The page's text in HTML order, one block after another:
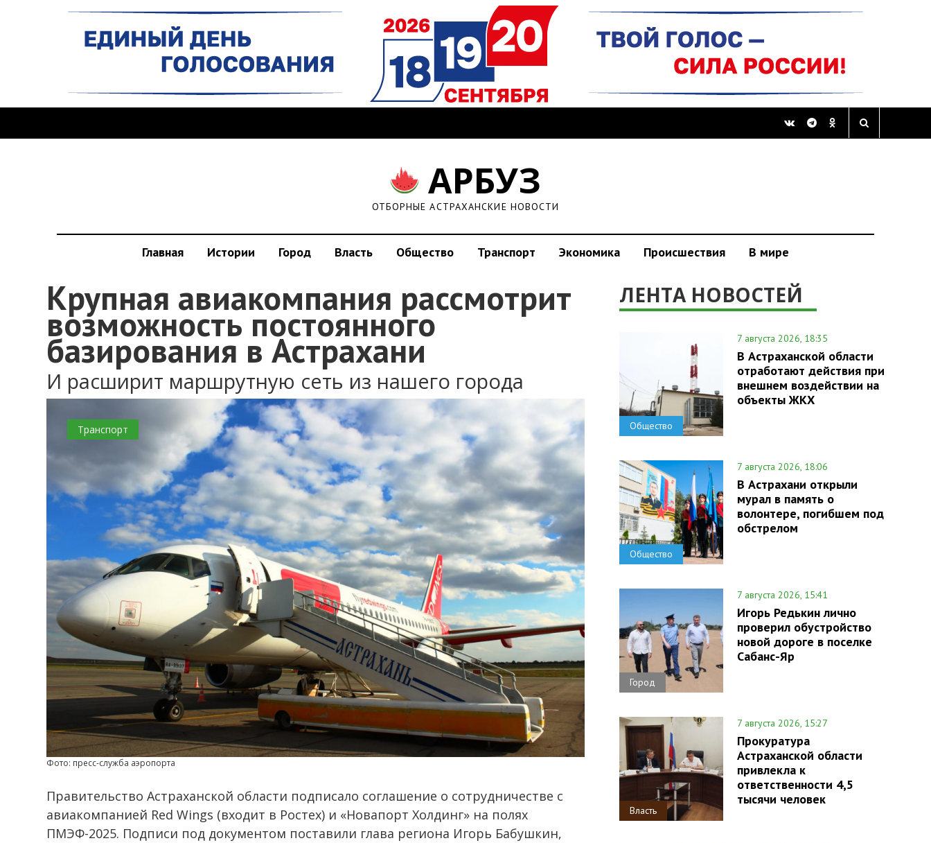
АРБУЗ
ОТБОРНЫЕ АСТРАХАНСКИЕ НОВОСТИ
Главная Истории Город Власть Общество Транспорт Экономика Происшествия В мире
Крупная авиакомпания рассмотрит
возможность постоянного
базирования в Астрахани
И расширит маршрутную сеть из нашего города
Транспорт
Фото: пресс-служба аэропорта
Правительство Астраханской области подписало соглашение о сотрудничестве с
авиакомпанией Red Wings (входит в Ростех) и «Новапорт Холдинг» на полях
ПМЭФ-2025. Подписи под документом поставили глава региона Игорь Бабушкин,
ЛЕНТА НОВОСТЕЙ
Общество
7 августа 2026, 18:35
В Астраханской области
отработают действия при
внешнем воздействии на
объекты ЖКХ
Общество
7 августа 2026, 18:06
В Астрахани открыли
мурал в память о
волонтере, погибшем под
обстрелом
Город
7 августа 2026, 15:41
Игорь Редькин лично
проверил обустройство
новой дороге в поселке
Сабанс-Яр
Власть
7 августа 2026, 15:27
Прокуратура
Астраханской области
привлекла к
ответственности 4,5
тысячи человек